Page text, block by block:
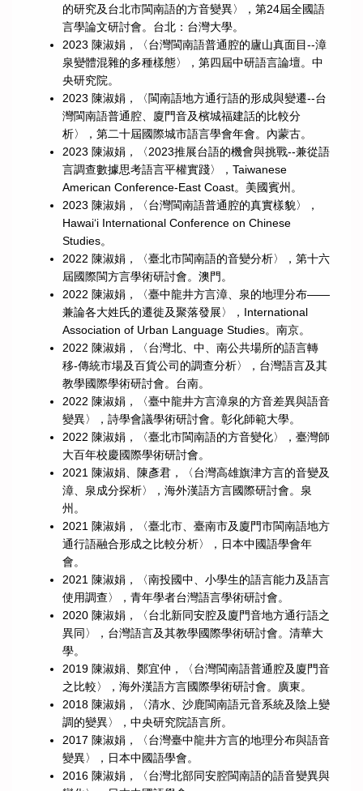
的研究及台北市閩南語的方音變異〉，第24屆全國語
言學論文研討會。台北：台灣大學。
2023 陳淑娟，〈台灣閩南語普通腔的廬山真面目--漳
泉變體混雜的多種樣態〉，第四屆中研語言論壇。中
央研究院。
2023 陳淑娟，〈閩南語地方通行語的形成與變遷--台
灣閩南語普通腔、廈門音及檳城福建話的比較分
析〉，第二十屆國際城市語言學會年會。內蒙古。
2023 陳淑娟，〈2023推展台語的機會與挑戰--兼從語
言調查數據思考語言平權實踐〉，Taiwanese
American Conference-East Coast。美國賓州。
2023 陳淑娟，〈台灣閩南語普通腔的真實樣貌〉，
Hawai‘i International Conference on Chinese
Studies。
2022 陳淑娟，〈臺北市閩南語的音變分析〉，第十六
屆國際閩方言學術研討會。澳門。
2022 陳淑娟，〈臺中龍井方言漳、泉的地理分布——
兼論各大姓氏的遷徙及聚落發展〉，International
Association of Urban Language Studies。南京。
2022 陳淑娟，〈台灣北、中、南公共場所的語言轉
移-傳統市場及百貨公司的調查分析〉，台灣語言及其
教學國際學術研討會。台南。
2022 陳淑娟，〈臺中龍井方言漳泉的方音差異與語音
變異〉，詩學會議學術研討會。彰化師範大學。
2022 陳淑娟，〈臺北市閩南語的方音變化〉，臺灣師
大百年校慶國際學術研討會。
2021 陳淑娟、陳彥君，〈台灣高雄旗津方言的音變及
漳、泉成分探析〉，海外漢語方言國際研討會。泉
州。
2021 陳淑娟，〈臺北市、臺南市及廈門市閩南語地方
通行語融合形成之比較分析〉，日本中國語學會年
會。
2021 陳淑娟，〈南投國中、小學生的語言能力及語言
使用調查〉，青年學者台灣語言學術研討會。
2020 陳淑娟，〈台北新同安腔及廈門音地方通行語之
異同〉，台灣語言及其教學國際學術研討會。清華大
學。
2019 陳淑娟、鄭宜仲，〈台灣閩南語普通腔及廈門音
之比較〉，海外漢語方言國際學術研討會。廣東。
2018 陳淑娟，〈清水、沙鹿閩南語元音系統及陰上變
調的變異〉，中央研究院語言所。
2017 陳淑娟，〈台灣臺中龍井方言的地理分布與語音
變異〉，日本中國語學會。
2016 陳淑娟，〈台灣北部同安腔閩南語的語音變異與